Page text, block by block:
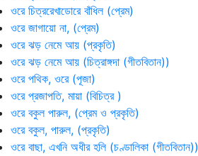
ওরে চিত্ররেখাডোরে বাঁধিল (প্রেম)
ওরে জাগায়ো না, (প্রেম)
ওরে ঝড় নেমে আয় (প্রকৃতি)
ওরে ঝড় নেমে আয় (চিত্রাঙ্গদা (গীতবিতান))
ওরে পথিক, ওরে (পূজা)
ওরে প্রজাপতি, মায়া (বিচিত্র )
ওরে বকুল পারুল, (প্রেম ও প্রকৃতি)
ওরে বকুল, পারুল, (প্রকৃতি)
ওরে বাছা, এখনি অধীর হলি (চণ্ডালিকা (গীতবিতান))